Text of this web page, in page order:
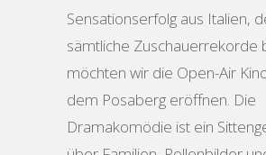
Sensationserfolg aus Italien,
sämtliche Zuschauerrekorde
möchten wir die Open-Air
dem Posaberg eröffnen. Die
Dramakomödie ist ein